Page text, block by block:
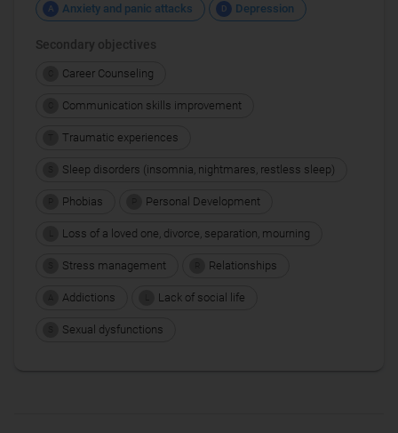
A Anxiety and panic attacks D Depression
Secondary objectives
Career Counseling
Communication skills improvement
Traumatic experiences
Sleep disorders (insomnia, nightmares, restless sleep)
Phobias Personal Development
Loss of a loved one, divorce, separation, mourning
Stress management Relationships
Addictions Lack of social life
Sexual dysfunctions